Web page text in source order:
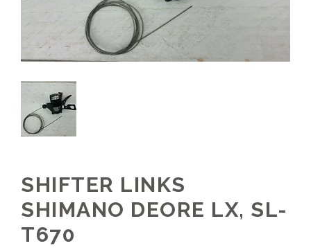
SHIFTER LINKS
SHIMANO DEORE LX, SL-
T670